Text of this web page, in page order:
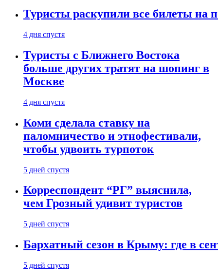
Туристы раскупили все билеты на
4 дня спустя
Туристы с Ближнего Востока
больше других тратят на шопинг в
Москве
4 дня спустя
Коми сделала ставку на
паломничество и этнофестивали,
чтобы удвоить турпоток
5 дней спустя
Корреспондент “РГ” выяснила,
чем Грозный удивит туристов
5 дней спустя
Бархатный сезон в Крыму: где в
5 дней спустя